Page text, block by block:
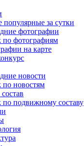
популярные за сутки
фотографии
по фотографиям
на карте
новости
по новостям
по подвижному составу